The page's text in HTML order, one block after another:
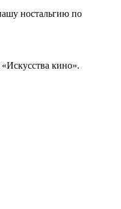
ностальгию по
кино».